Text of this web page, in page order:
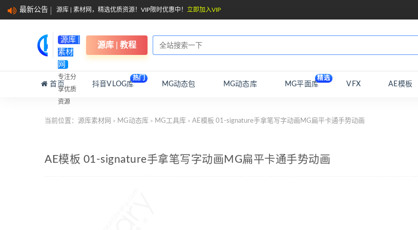
最新公告 源库 | 素材网，精选优质资源！VIP限时优惠中！ 立即加入VIP
源库 |
素材
网
专注分
享优质
资源
源库 | 教程
首页 抖音VLOG库
热门
MG动态包 MG动态库 MG平面库
精选
VFX AE模板
当前位置： 源库素材网 > MG动态库 > MG工具库 > AE模板 01-signature手拿笔写字动画MG扁平卡通手势动画
AE模板 01-signature手拿笔写字动画MG扁平卡通手势动画